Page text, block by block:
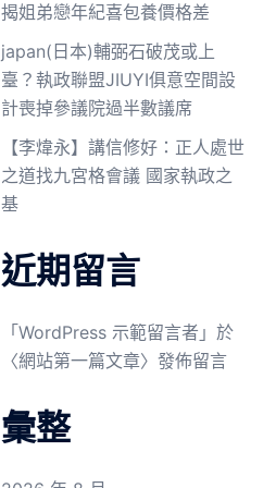
揭姐弟戀年紀喜包養價格差
japan(日本)輔弼石破茂或上
臺？執政聯盟JIUYI俱意空間設
計喪掉參議院過半數議席
【李煒永】講信修好：正人處世
之道找九宮格會議 國家執政之
基
近期留言
「 WordPress 示範留言者 」於
〈網站第一篇文章〉發佈留言
彙整